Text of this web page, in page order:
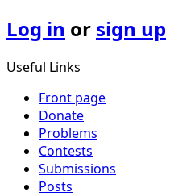
Log in or sign up
Useful Links
Front page
Donate
Problems
Contests
Submissions
Posts